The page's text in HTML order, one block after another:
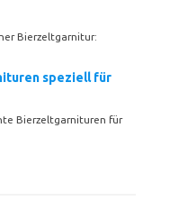
Bierzeltgarnitur:
speziell für
Bierzeltgarnituren für